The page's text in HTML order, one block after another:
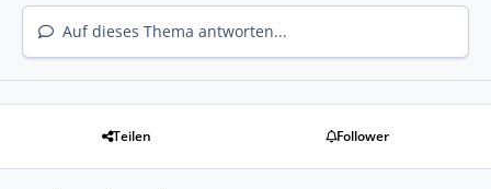
Auf dieses Thema antworten...
Teilen Follower